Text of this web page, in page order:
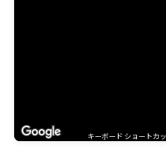
キーボード ショートカ